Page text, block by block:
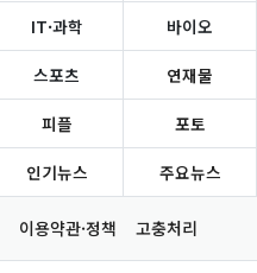
IT·과학 바이오
스포츠 연재물
피플 포토
인기뉴스 주요뉴스
이용약관·정책 고충처리